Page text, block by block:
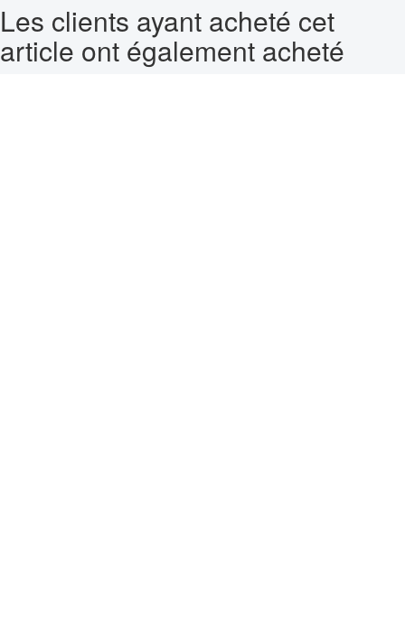
Les clients ayant acheté cet
article ont également acheté